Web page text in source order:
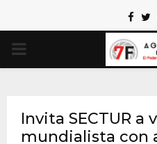
PRIMARY
Invita SECTUR a
mundialista con